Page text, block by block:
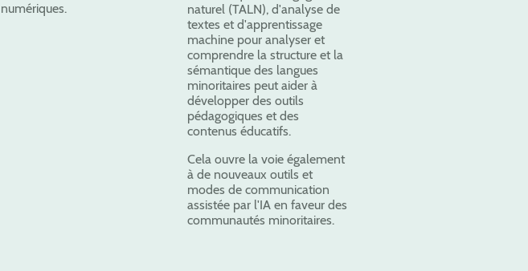
numériques.
naturel (TALN), d'analyse de
textes et d'apprentissage
machine pour analyser et
comprendre la structure et la
sémantique des langues
minoritaires peut aider à
développer des outils
pédagogiques et des
contenus éducatifs.
Cela ouvre la voie également
à de nouveaux outils et
modes de communication
assistée par l'IA en faveur des
communautés minoritaires.